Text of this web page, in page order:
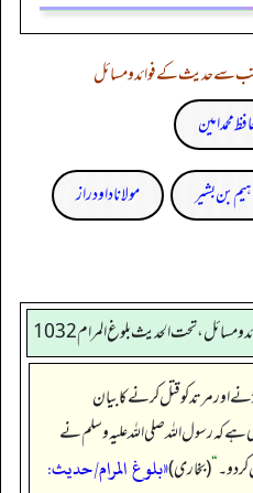
سے حدیث کے فوائد و مسائل
محمد امین
بن بشیر مولانا داود راز
مسائل، تحت الحديث بلوغ المرام 1032
اور مرتد کو قتل کرنے کا بیان
کہ رسول اللہ صلی اللہ علیہ وسلم نے
دو۔“(بخاری)«بلوغ المرام/حدیث: